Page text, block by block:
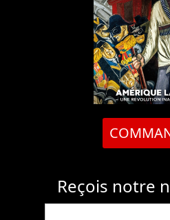
Reçois notre